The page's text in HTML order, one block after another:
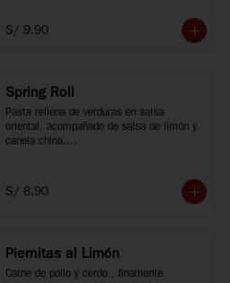
S/ 9.90
Spring Roll
Pasta rellena de verduras en salsa
oriental, acompañado de salsa de limón y
canela china.
S/ 8.90
Piernitas al Limón
Carne de pollo y cerdo , finamente